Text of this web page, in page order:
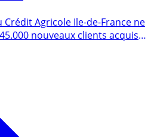
Crédit Agricole Ile-de-France ne
nouveaux clients acquis